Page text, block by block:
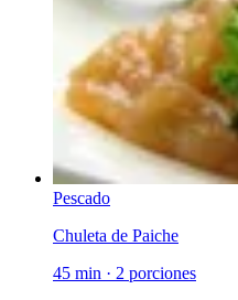
Pescado
Chuleta de Paiche
45 min · 2 porciones